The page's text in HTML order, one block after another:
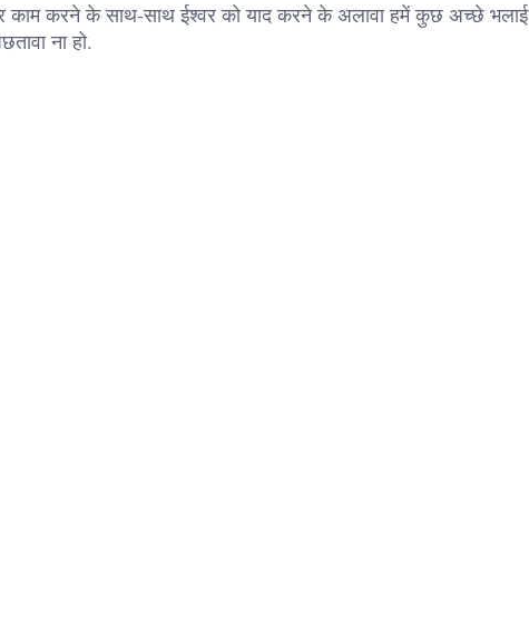
काम करने के साथ-साथ ईश्वर को याद करने के अलावा हमें कुछ अच्छे भलाई
ना हो.